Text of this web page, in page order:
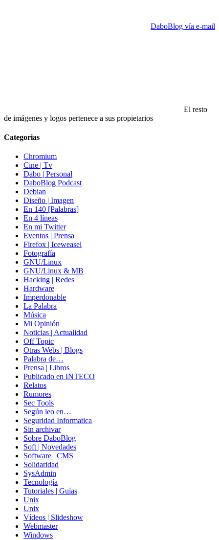
DaboBlog vía e-mail
El resto
de imágenes y logos pertenece a sus propietarios
Categorias
Chromium
Cine | Tv
Dabo | Personal
DaboBlog Podcast
Debian
Diseño | Imagen
En 140 [Palabras]
En 4 líneas
En mi Twitter
Eventos | Prensa
Firefox | Iceweasel
Fotografía
GNU/Linux
GNU/Linux & MB
Hacking | Redes
Hardware
Imperdonable
La Palabra
Música
Mi Opinión
Noticias | Actualidad
Off Topic
Otras Webs | Blogs
Palabra de…
Prensa | Libros
Publicado en INTECO
Relatos
Rumores
Sec Tools
Según leo en…
Seguridad Informatica
Sin archivar
Sobre DaboBlog
Soft | Novedades
Software | CMS
Solidaridad
SysAdmin
Tecnología
Tutoriales | Guías
Unix
Unix
Vídeos | Slideshow
Webmaster
Windows